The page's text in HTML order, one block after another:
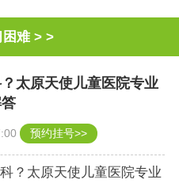
困难> >
太原天使儿童医院专业
预约挂号>>
？太原天使儿童医院专业